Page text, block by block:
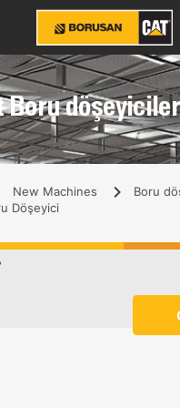
Boru
New Machines
Boru
Döşeyici